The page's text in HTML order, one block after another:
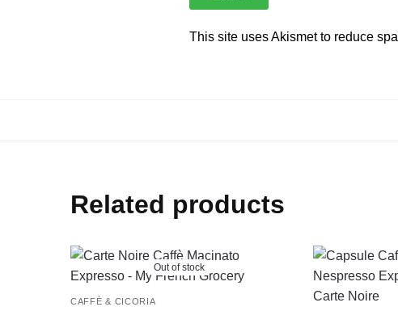
This site uses Akismet to reduce
Related products
Out of stock
CAFFÈ & CICORIA